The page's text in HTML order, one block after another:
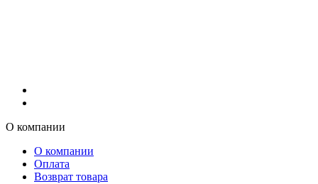
О компании
О компании
Оплата
Возврат товара